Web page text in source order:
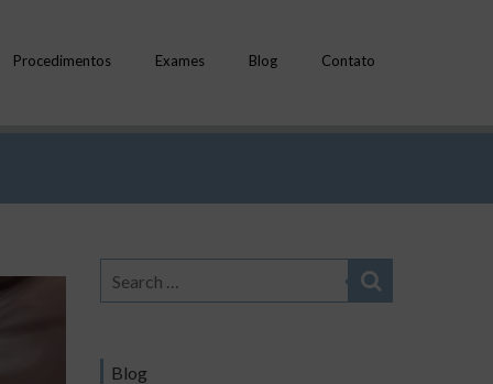
Procedimentos Exames Blog Contato
Blog